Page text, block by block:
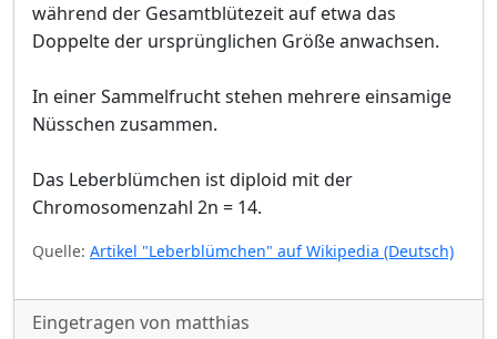
während der Gesamtblütezeit auf etwa das
Doppelte der ursprünglichen Größe anwachsen.
In einer Sammelfrucht stehen mehrere einsamige
Nüsschen zusammen.
Das Leberblümchen ist diploid mit der
Chromosomenzahl 2n = 14.
Quelle: Artikel "Leberblümchen" auf Wikipedia (Deutsch)
Eingetragen von matthias